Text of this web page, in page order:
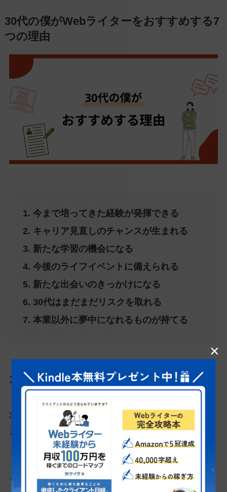
30代の僕がWebライターをおすすめする7
つの理由
1. 今まで培ってきた経験が発揮できる
2. キャリア見直しのチャンスが生まれる
3. 新たな学習の機会になる
4. 今後のライフイベントに備えられる
5. 新たな出会いのきっかけになる
6. 30代はまだまだリスクを取れる
7. 本業以外に夢中になれるものが持てる
1. 今まで培ってきた経験が発揮できる
30代のあなたは、今までの人生でさまざまな経験
を積んでいることでしょう。
その経験、すべてWebライターにぶつけてみませ
×